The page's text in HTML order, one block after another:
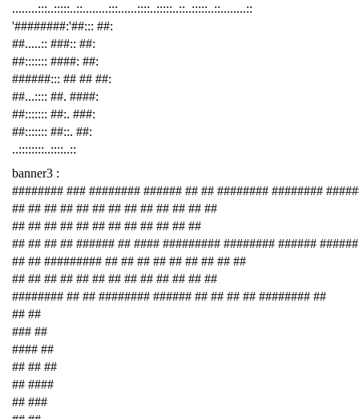
........:::..:::::..::........:::......::::..:::::..::..:::::..::........::
'########:'##::: ##:
##.....:: ###:: ##:
##::::::: ####: ##:
######::: ## ## ##:
##...:::: ##. ####:
##::::::: ##:. ###:
##::::::: ##::. ##:
..::::::::..::::..::
banner3 :
######## ### ######## ###### ## ## ######## ########
## ## ## ## ## ## ## ## ## ## ## ## ##
## ## ## ## ## ## ## ## ## ## ## ##
## ## ## ## ###### ## #### ######### ######## ###### ######
## ## ######### ## ## ## ## ## ## ## ## ##
## ## ## ## ## ## ## ## ## ## ## ## ##
######## ## ## ######## ###### ## ## ## ## ######## ##
## ##
### ##
#### ##
## ## ##
## ####
## ###